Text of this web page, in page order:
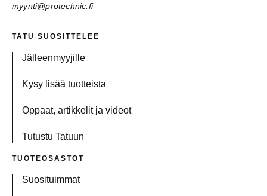
myynti@protechnic.fi
TATU SUOSITTELEE
Jälleenmyyjille
Kysy lisää tuotteista
Oppaat, artikkelit ja videot
Tutustu Tatuun
TUOTEOSASTOT
Suosituimmat